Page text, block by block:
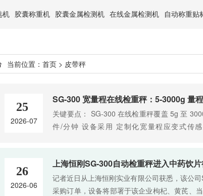
机 胶囊称重机 胶囊金属检测机 在线金属检测机 自动称重贴
当前位置： 首页 > 皮带秤
25
2026-07
SG-300 宽量程在线检重秤：5-3000g 量
关键要点： SG-300 在线检重秤覆盖 5g 至
件/分钟 设备采用 定制化宽量程应变式传
26
2026-06
上海恒刚SG-300自动检重秤进入中药饮
记者近日从上海恒刚实业有限公司获悉，该公
采购订单，设备将部署于该企业枸杞、黄芪、